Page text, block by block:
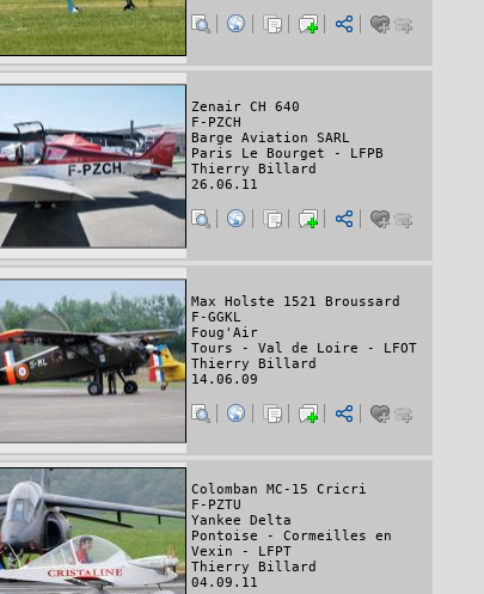
Zenair CH 640
F-PZCH
Barge Aviation SARL
Paris Le Bourget - LFPB
Thierry Billard
26.06.11
Max Holste 1521 Broussard
F-GGKL
Foug'Air
Tours - Val de Loire - LFOT
Thierry Billard
14.06.09
Colomban MC-15 Cricri
F-PZTU
Yankee Delta
Pontoise - Cormeilles en
Vexin - LFPT
Thierry Billard
04.09.11